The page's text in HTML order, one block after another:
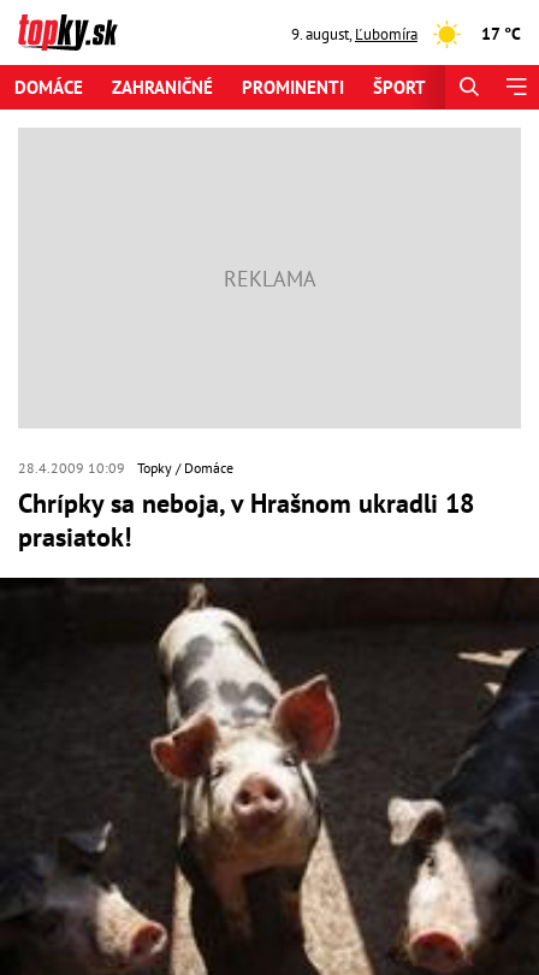
9. august,Ľubomíra 17 °C
DOMÁCE ZAHRANIČNÉ PROMINENTI ŠPORT
28.4.2009 10:09 Topky Domáce
Chrípky sa neboja, v Hrašnom ukradli 18
prasiatok!